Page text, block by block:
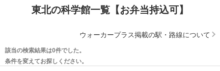
東北の科学館一覧【お弁当持込可】
ウォーカープラス掲載の駅・路線について
該当の検索結果は0件でした。
条件を変えてお探しください。